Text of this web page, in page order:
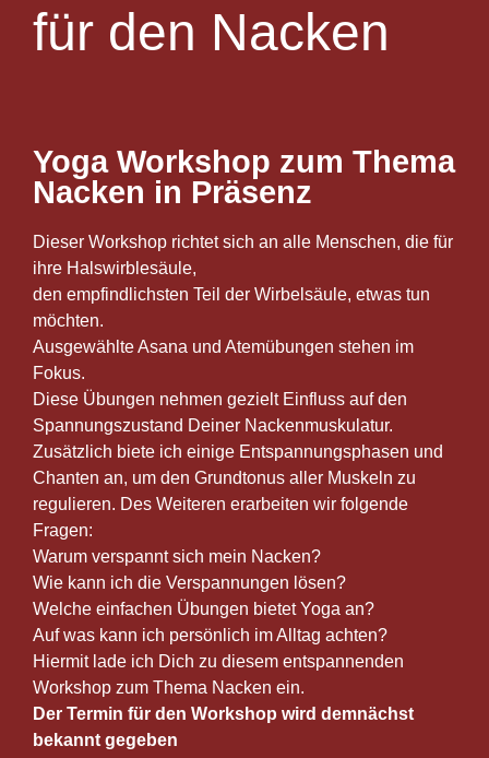
für den Nacken
Yoga Workshop zum Thema
Nacken in Präsenz
Dieser Workshop richtet sich an alle Menschen, die für
ihre Halswirblesäule,
den empfindlichsten Teil der Wirbelsäule, etwas tun
möchten.
Ausgewählte Asana und Atemübungen stehen im
Fokus.
Diese Übungen nehmen gezielt Einfluss auf den
Spannungszustand Deiner Nackenmuskulatur.
Zusätzlich biete ich einige Entspannungsphasen und
Chanten an, um den Grundtonus aller Muskeln zu
regulieren. Des Weiteren erarbeiten wir folgende
Fragen:
Warum verspannt sich mein Nacken?
Wie kann ich die Verspannungen lösen?
Welche einfachen Übungen bietet Yoga an?
Auf was kann ich persönlich im Alltag achten?
Hiermit lade ich Dich zu diesem entspannenden
Workshop zum Thema Nacken ein.
Der Termin für den Workshop wird demnächst
bekannt gegeben